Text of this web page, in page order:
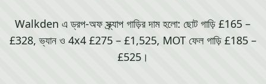
Walkden এ ড্রপ-অফ স্ক্র্যাপ গাড়ির দাম হলো: ছোট গাড়ি £165 –
£328, ভ্যান ও 4x4 £275 – £1,525, MOT ফেল গাড়ি £185 –
£525।